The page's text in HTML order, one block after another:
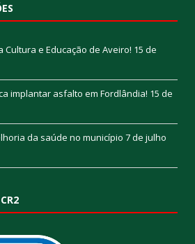
e Educação de Aveiro! 15 de
implantar asfalto em Fordlândia! 15 de
da saúde no município 7 de julho